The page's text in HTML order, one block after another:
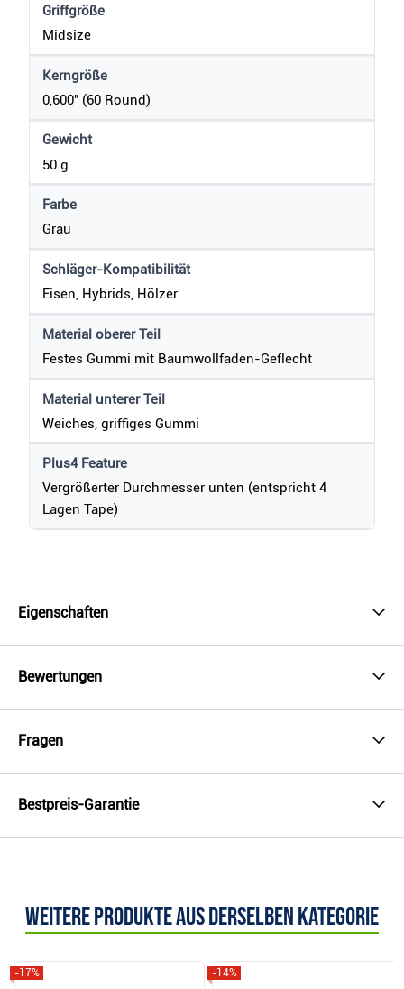
Griffgröße
Midsize
Kerngröße
0,600" (60 Round)
Gewicht
50 g
Farbe
Grau
Schläger-Kompatibilität
Eisen, Hybrids, Hölzer
Material oberer Teil
Festes Gummi mit Baumwollfaden-Geflecht
Material unterer Teil
Weiches, griffiges Gummi
Plus4 Feature
Vergrößerter Durchmesser unten (entspricht 4
Lagen Tape)
Eigenschaften
Bewertungen
Fragen
Bestpreis-Garantie
Weitere Produkte aus derselben Kategorie
-17% -14%